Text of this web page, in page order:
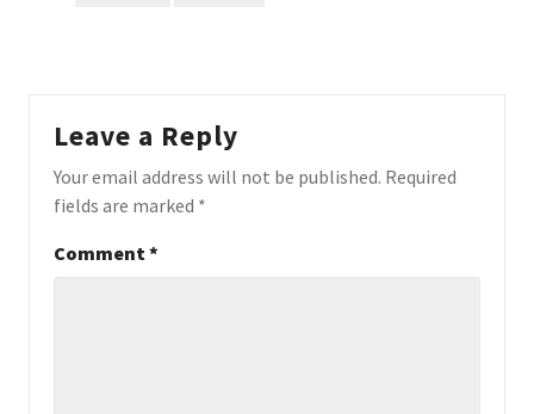
Leave a Reply
Your email address will not be published. Required
fields are marked *
Comment*